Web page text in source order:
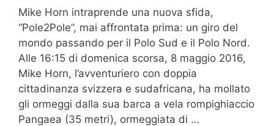
Mike Horn intraprende una nuova sfida,
“Pole2Pole”, mai affrontata prima: un giro del
mondo passando per il Polo Sud e il Polo Nord.
Alle 16:15 di domenica scorsa, 8 maggio 2016,
Mike Horn, l’avventuriero con doppia
cittadinanza svizzera e sudafricana, ha mollato
gli ormeggi dalla sua barca a vela rompighiaccio
Pangaea (35 metri), ormeggiata di …